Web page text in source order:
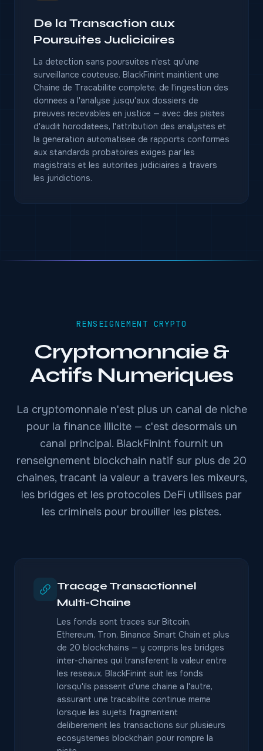
De la Transaction aux
Poursuites Judiciaires
La detection sans poursuites n'est qu'une
surveillance couteuse. BlackFinint maintient une
Chaine de Tracabilite complete, de l'ingestion des
donnees a l'analyse jusqu'aux dossiers de
preuves recevables en justice — avec des pistes
d'audit horodatees, l'attribution des analystes et
la generation automatisee de rapports conformes
aux standards probatoires exiges par les
magistrats et les autorites judiciaires a travers
les juridictions.
RENSEIGNEMENT CRYPTO
Cryptomonnaie &
Actifs Numeriques
La cryptomonnaie n'est plus un canal de niche
pour la finance illicite — c'est desormais un
canal principal. BlackFinint fournit un
renseignement blockchain natif sur plus de 20
chaines, tracant la valeur a travers les mixeurs,
les bridges et les protocoles DeFi utilises par
les criminels pour brouiller les pistes.
Tracage Transactionnel
Multi-Chaine
Les fonds sont traces sur Bitcoin,
Ethereum, Tron, Binance Smart Chain et plus
de 20 blockchains — y compris les bridges
inter-chaines qui transferent la valeur entre
les reseaux. BlackFinint suit les fonds
lorsqu'ils passent d'une chaine a l'autre,
assurant une tracabilite continue meme
lorsque les sujets fragmentent
deliberement les transactions sur plusieurs
ecosystemes blockchain pour rompre la